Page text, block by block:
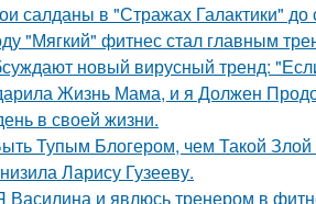
салданы в "Стражах Галактики"
"Мягкий" фитнес стал главным
новый вирусный тренд:
Жизнь Мама, и я Должен
в своей жизни.
Тупым Блогером, чем Такой
Ларису Гузееву.
Василина и явлюсь тренером в